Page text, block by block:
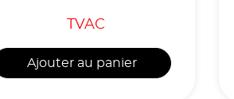
TVAC
Ajouter au panier